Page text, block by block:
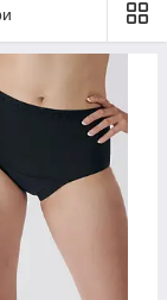
вугілля,
свіжість
поглинає та
у собі
але й